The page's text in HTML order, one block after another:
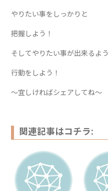
やりたい事をしっかりと
把握しよう！
そしてやりたい事が出来るよう
行動をしよう！
～宜しければシェアしてね～
関連記事はコチラ: